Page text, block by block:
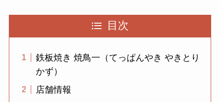
目次
鉄板焼き 焼鳥一（てっぱんやき やきとり
かず）
店舗情報